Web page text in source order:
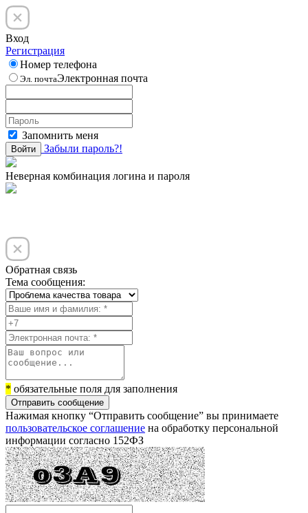
Вход
Регистрация
Номер телефона
Эл. почтаЭлектронная почта
Запомнить меня
Войти Забыли пароль?!
Неверная комбинация логина и пароля
Обратная связь
Тема сообщения:
* обязательные поля для заполнения
Отправить сообщение
Нажимая кнопку “Отправить сообщение” вы принимаете
пользовательское соглашение на обработку персональной
информации согласно 152ФЗ